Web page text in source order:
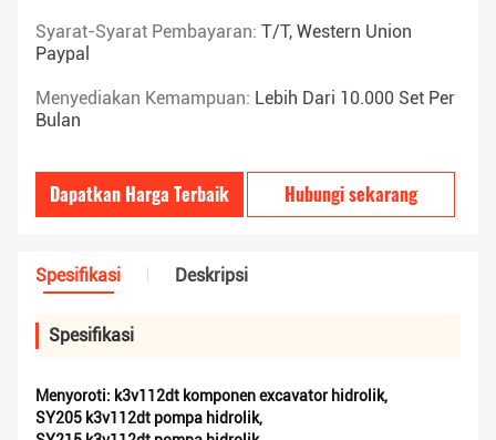
Syarat-Syarat Pembayaran: T/T, Western Union
Paypal
Menyediakan Kemampuan: Lebih Dari 10.000 Set Per
Bulan
Dapatkan Harga Terbaik Hubungi sekarang
Spesifikasi Deskripsi
Spesifikasi
Menyoroti: k3v112dt komponen excavator hidrolik,
SY205 k3v112dt pompa hidrolik,